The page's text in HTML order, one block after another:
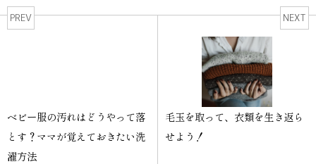
PREV
ベビー服の汚れはどうやって落
とす？ママが覚えておきたい洗
濯方法
NEXT
毛玉を取って、衣類を生き返ら
せよう！